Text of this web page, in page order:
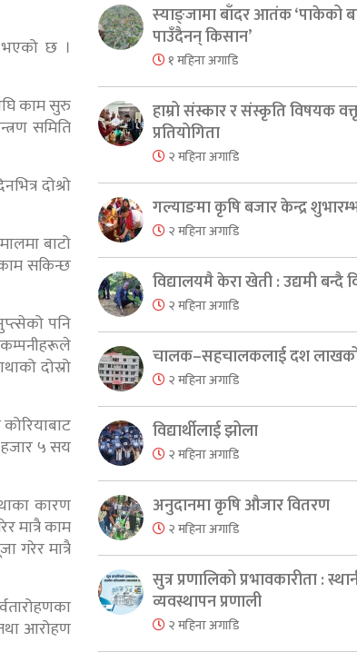
भएको छ ।
काम सुरु
समिति
दोश्रो
बाटो
सकिन्छ
पनि
दोस्रो
हजार ५ सय
कारण
मात्रै काम
गरेर मात्रै
आरोहण
स्याङ्जामा बाँदर आतंक ‘पाकेको
पाउँदैनन् किसान’
१ महिना अगाडि
हाम्रो संस्कार र संस्कृति विषयक
प्रतियोगिता
२ महिना अगाडि
गल्याङमा कृषि बजार केन्द्र
२ महिना अगाडि
विद्यालयमै केरा खेती : उद्यमी बन्दै
२ महिना अगाडि
चालक–सहचालकलाई दश लाखको
२ महिना अगाडि
विद्यार्थीलाई झोला
२ महिना अगाडि
अनुदानमा कृषि औजार वितरण
२ महिना अगाडि
सुत्र प्रणालिको प्रभावकारीता :
व्यवस्थापन प्रणाली
२ महिना अगाडि